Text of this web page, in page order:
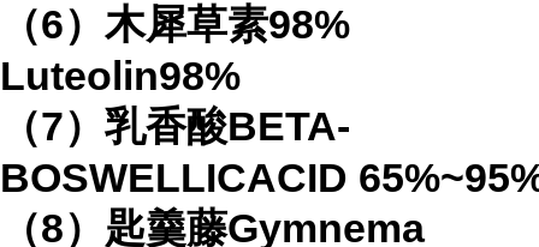
（6）木犀草素98%
Luteolin98%
（7）乳香酸BETA-
BOSWELLICACID 65%
（8）匙羹藤Gymnema